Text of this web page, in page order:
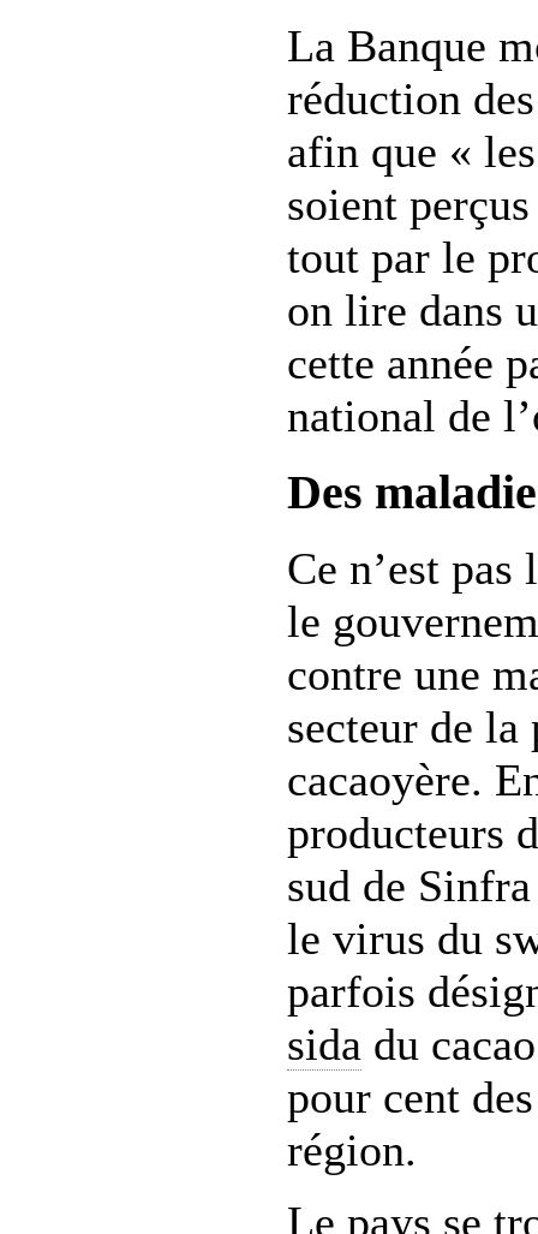
La Banque
réduction
afin que «
soient
tout par le
on lire dans
cette année
national de
Des
Ce n’est
le
contre une
secteur de
cacaoyère.
producteurs
sud de
le virus du
parfois
sida du
pour cent
région.
Le pays se